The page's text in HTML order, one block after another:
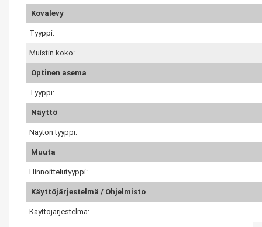
Kovalevy
Tyyppi:
Muistin koko:
Optinen asema
Tyyppi:
Näyttö
Näytön tyyppi:
Muuta
Hinnoittelutyyppi:
Käyttöjärjestelmä / Ohjelmisto
Käyttöjärjestelmä: